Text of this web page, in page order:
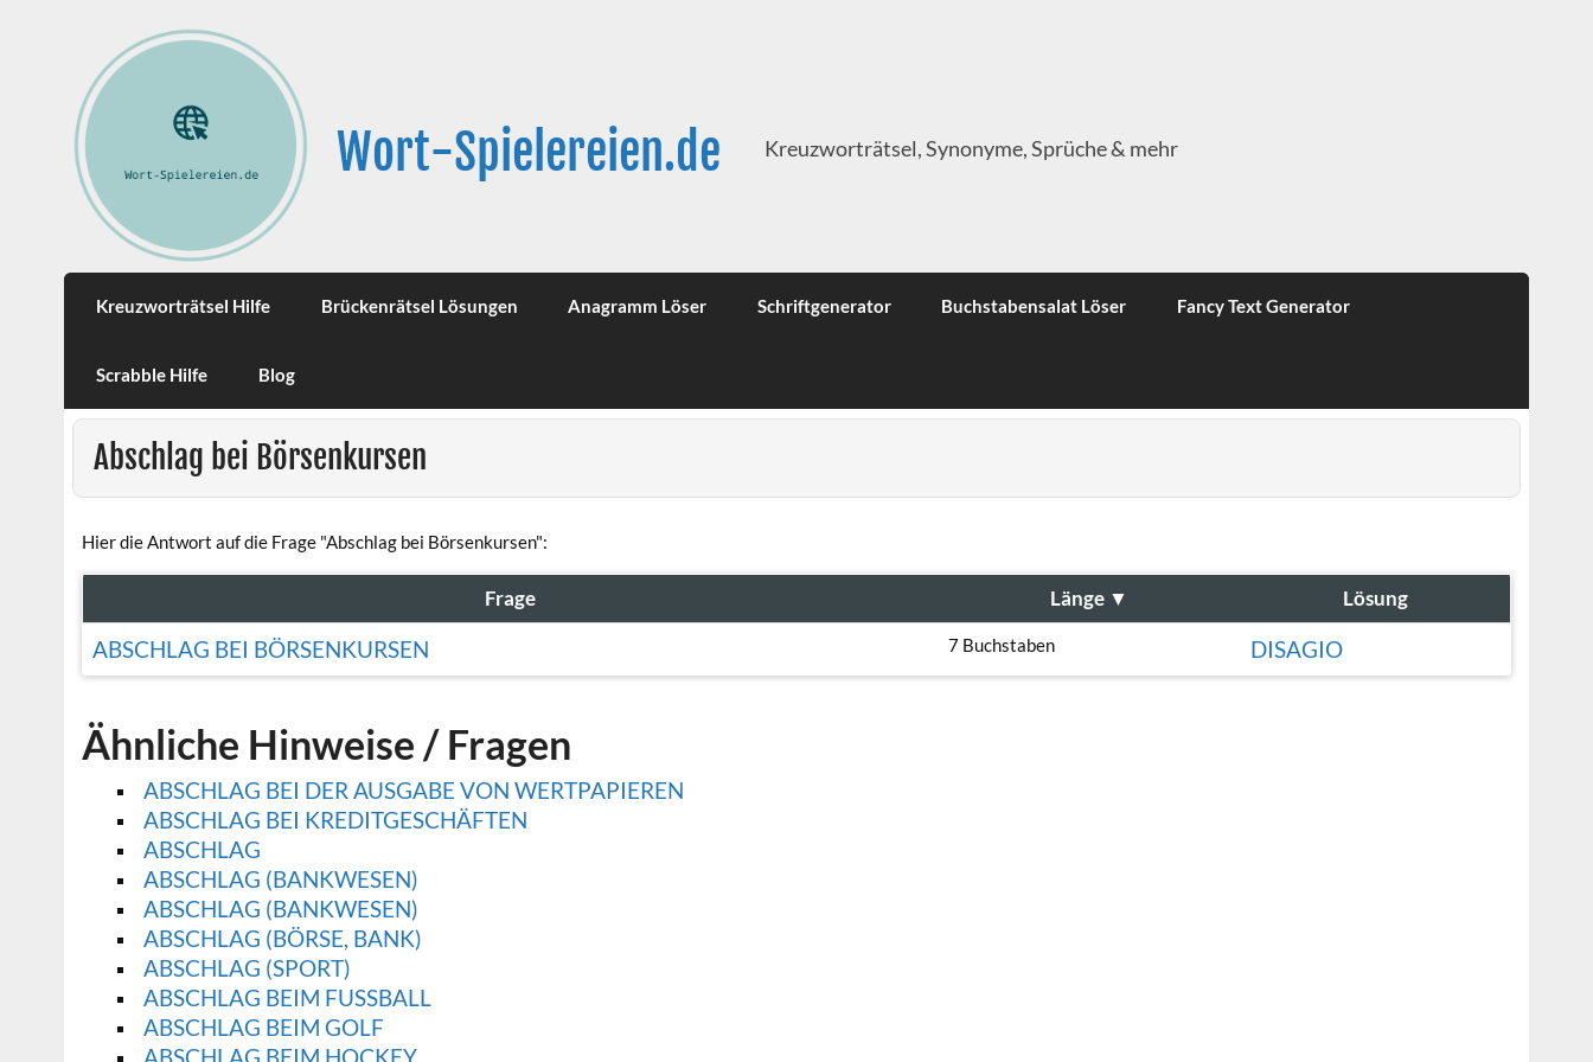
Wort-Spielereien.de Kreuzworträtsel, Synonyme, Sprüche & mehr
Kreuzworträtsel Hilfe Brückenrätsel Lösungen Anagramm Löser Schriftgenerator Buchstabensalat Löser Fancy Text Generator
Scrabble Hilfe Blog
Abschlag bei Börsenkursen
Hier die Antwort auf die Frage "Abschlag bei Börsenkursen":
Frage Länge ▼ Lösung
ABSCHLAG BEI BÖRSENKURSEN 7 Buchstaben DISAGIO
Ähnliche Hinweise / Fragen
ABSCHLAG BEI DER AUSGABE VON WERTPAPIEREN
ABSCHLAG BEI KREDITGESCHÄFTEN
ABSCHLAG
ABSCHLAG (BANKWESEN)
ABSCHLAG (BANKWESEN)
ABSCHLAG (BÖRSE, BANK)
ABSCHLAG (SPORT)
ABSCHLAG BEIM FUSSBALL
ABSCHLAG BEIM GOLF